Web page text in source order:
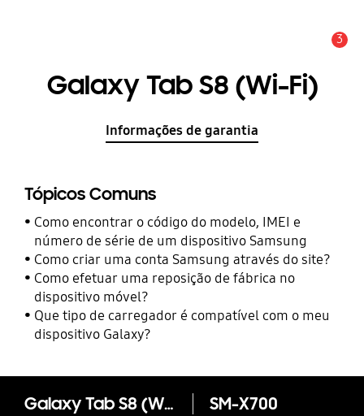
3
Galaxy Tab S8 (Wi-Fi)
Informações de garantia
Tópicos Comuns
Como encontrar o código do modelo, IMEI e
número de série de um dispositivo Samsung
Como criar uma conta Samsung através do site?
Como efetuar uma reposição de fábrica no
dispositivo móvel?
Que tipo de carregador é compatível com o meu
dispositivo Galaxy?
Galaxy Tab S8 (Wi-Fi) SM-X700